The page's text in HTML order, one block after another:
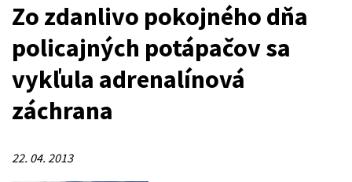
Zo zdanlivo pokojného dňa
policajných potápačov sa
vykľula adrenalínová
záchrana
22. 04. 2013